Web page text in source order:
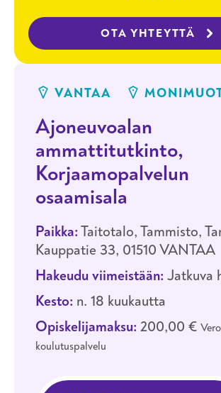
OTA YHTEYTTÄ
VANTAA
Ajoneuvoalan
ammattitutkinto,
Korjaamopalvelun
osaamisala
Paikka:Taitotalo, Tammisto,
Kauppatie 33, 01510 VANTAA
Hakeudu viimeistään: Jatkuva
Kesto: n. 18 kuukautta
Opiskelijamaksu: 200,00 €
koulutuspalvelu